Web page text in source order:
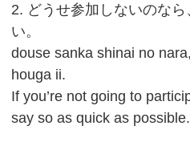
2. どうせ参加しないのな
い。
douse sanka shinai no
houga ii.
If you’re not going to
say so as quick as possible.